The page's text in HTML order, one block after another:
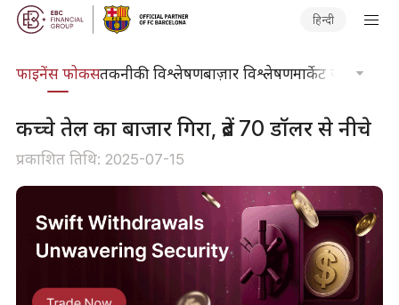
हिन्दी
फाइनेंस फोकसतकनीकी विश्लेषणबाज़ार विश्लेषणमार्केट जर्नलट्रेडिंग
कच्चे तेल का बाजार गिरा, ब्रेंट 70 डॉलर से नीचे
प्रकाशित तिथि: 2025-07-15